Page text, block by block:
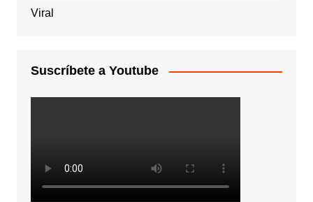
Viral
Suscríbete a Youtube